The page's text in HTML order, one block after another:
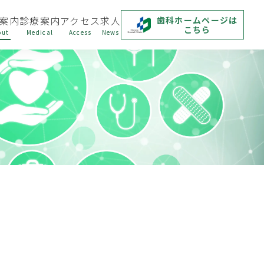
内診療案内アクセス求人
歯科ホームページは
こちら